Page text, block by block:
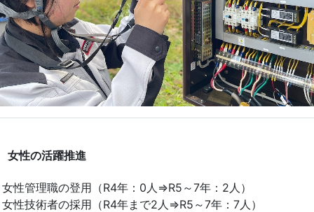
女性の活躍推進
性管理職の登用（R4年：0人⇒R5～7年：2人）
性技術者の採用（R4年まで2人⇒R5～7年：7人）